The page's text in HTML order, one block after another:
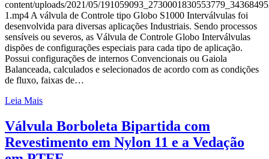
content/uploads/2021/05/
1.mp4 A válvula de Controle tipo Globo S1000 Interválvulas foi
desenvolvida para diversas aplicações Industriais. Sendo processos
sensíveis ou severos, as Válvula de Controle Globo Interválvulas
dispões de configurações especiais para cada tipo de aplicação.
Possui configurações de internos Convencionais ou Gaiola
Balanceada, calculados e selecionados de acordo com as condições
de fluxo, faixas de…
Leia Mais
Válvula Borboleta Bipartida com
Revestimento em Nylon 11 e a Vedação